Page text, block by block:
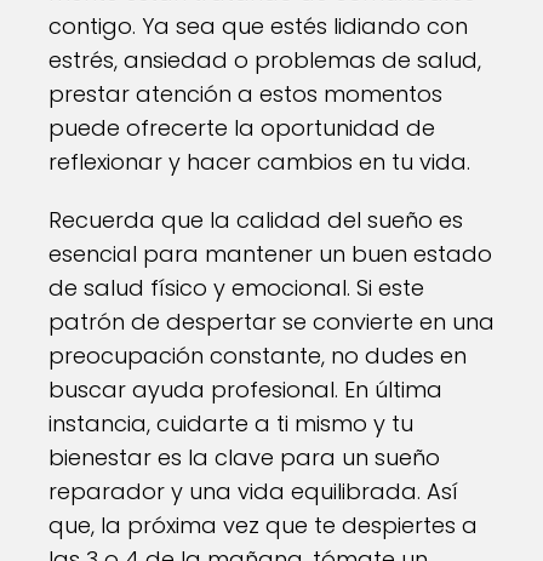
contigo. Ya sea que estés lidiando con
estrés, ansiedad o problemas de salud,
prestar atención a estos momentos
puede ofrecerte la oportunidad de
reflexionar y hacer cambios en tu vida.
Recuerda que la calidad del sueño es
esencial para mantener un buen estado
de salud físico y emocional. Si este
patrón de despertar se convierte en una
preocupación constante, no dudes en
buscar ayuda profesional. En última
instancia, cuidarte a ti mismo y tu
bienestar es la clave para un sueño
reparador y una vida equilibrada. Así
que, la próxima vez que te despiertes a